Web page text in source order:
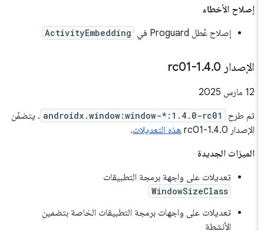
إصلاح الأخطاء
إصلاح عُطل Proguard في
ActivityEmbedding
الإصدار 1 .4.0-rc01
‫12 مارس 2025
تم طرح androidx.window:window-*:1.4.0-rc01 . يتضمّن
الإصدار 1.4.0-rc01
هذه التعديلات.
الميزات الجديدة
تعديلات على واجهة برمجة التطبيقات
WindowSizeClass
تعديلات على واجهات برمجة التطبيقات الخاصة بتضمين
الأنشطة